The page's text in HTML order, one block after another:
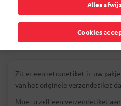
online te
Zit er een retouretiket in uw
van het originele verzendetiket
Moet u zelf een verzendetiket
Alles
Cookies